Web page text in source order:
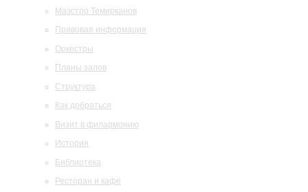
Маэстро Темирканов
Правовая информация
Оркестры
Планы залов
Структура
Как добраться
Визит в филармонию
История
Библиотека
Ресторан и кафе